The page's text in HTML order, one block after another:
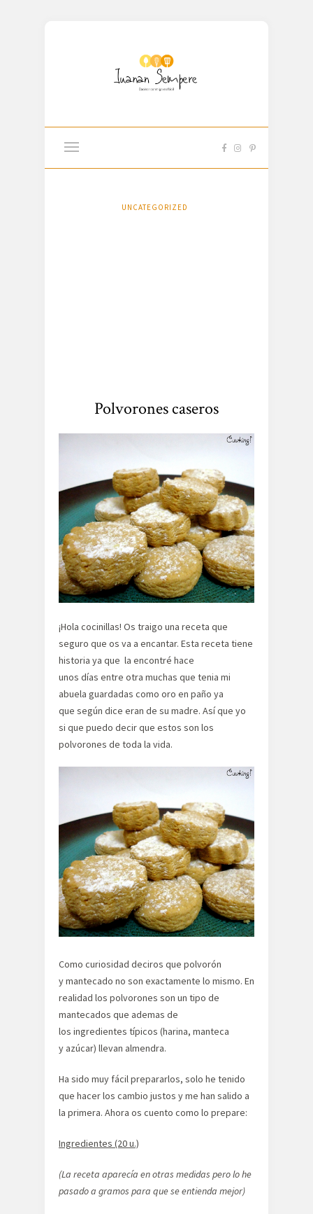
UNCATEGORIZED
Polvorones caseros
¡Hola cocinillas! Os traigo una receta que
seguro que os va a encantar. Esta receta tiene
historia ya que la encontré hace
unos días entre otra muchas que tenia mi
abuela guardadas como oro en paño ya
que según dice eran de su madre. Así que yo
si que puedo decir que estos son los
polvorones de toda la vida.
Como curiosidad deciros que polvorón
y mantecado no son exactamente lo mismo. En
realidad los polvorones son un tipo de
mantecados que ademas de
los ingredientes típicos (harina, manteca
y azúcar) llevan almendra.
Ha sido muy fácil prepararlos, solo he tenido
que hacer los cambio justos y me han salido a
la primera. Ahora os cuento como lo prepare:
Ingredientes (20 u.)
(La receta aparecía en otras medidas pero lo he
pasado a gramos para que se entienda mejor)